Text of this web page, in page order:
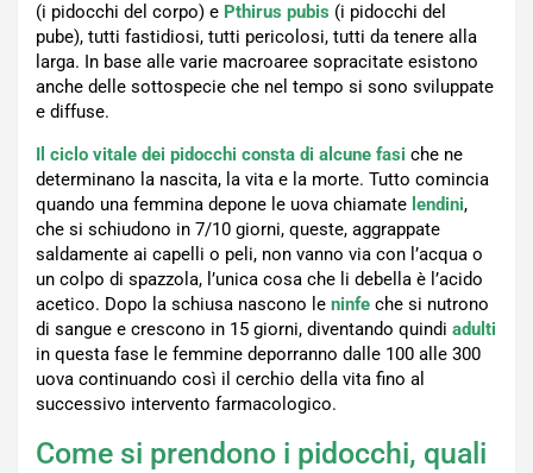
(i pidocchi del corpo) e Pthirus pubis (i pidocchi del
pube), tutti fastidiosi, tutti pericolosi, tutti da tenere alla
larga. In base alle varie macroaree sopracitate esistono
anche delle sottospecie che nel tempo si sono sviluppate
e diffuse.
Il ciclo vitale dei pidocchi consta di alcune fasi che ne
determinano la nascita, la vita e la morte. Tutto comincia
quando una femmina depone le uova chiamate lendini,
che si schiudono in 7/10 giorni, queste, aggrappate
saldamente ai capelli o peli, non vanno via con l’acqua o
un colpo di spazzola, l’unica cosa che li debella è l’acido
acetico. Dopo la schiusa nascono le ninfe che si nutrono
di sangue e crescono in 15 giorni, diventando quindi adulti
in questa fase le femmine deporranno dalle 100 alle 300
uova continuando così il cerchio della vita fino al
successivo intervento farmacologico.
Come si prendono i pidocchi, quali